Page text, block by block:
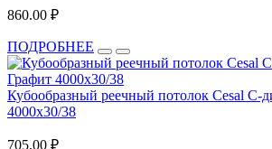
860.00 ₽
ПОДРОБНЕЕ
Кубообразный реечный потолок Cesal C-
4000х30/38
705.00 ₽